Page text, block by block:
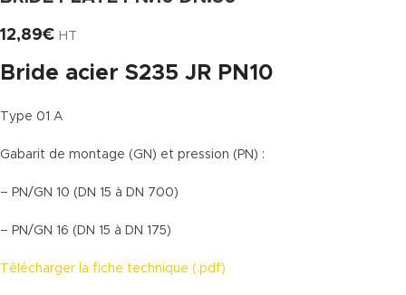
12,89€ HT
Bride acier S235 JR PN10
Type 01 A
Gabarit de montage (GN) et pression (PN) :
– PN/GN 10 (DN 15 à DN 700)
– PN/GN 16 (DN 15 à DN 175)
Télécharger la fiche technique (.pdf)